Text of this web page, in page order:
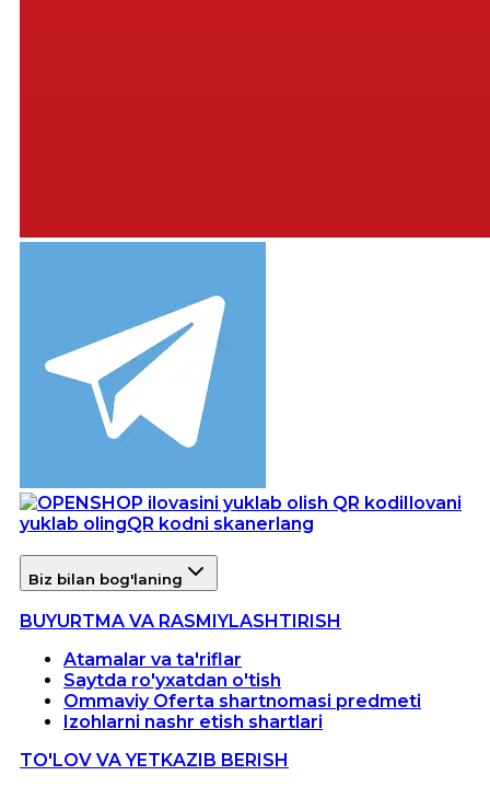
Ilovani
yuklab olingQR kodni skanerlang
Biz bilan bog'laning
BUYURTMA VA RASMIYLASHTIRISH
Atamalar va ta'riflar
Saytda ro'yxatdan o'tish
Ommaviy Oferta shartnomasi predmeti
Izohlarni nashr etish shartlari
TO'LOV VA YETKAZIB BERISH